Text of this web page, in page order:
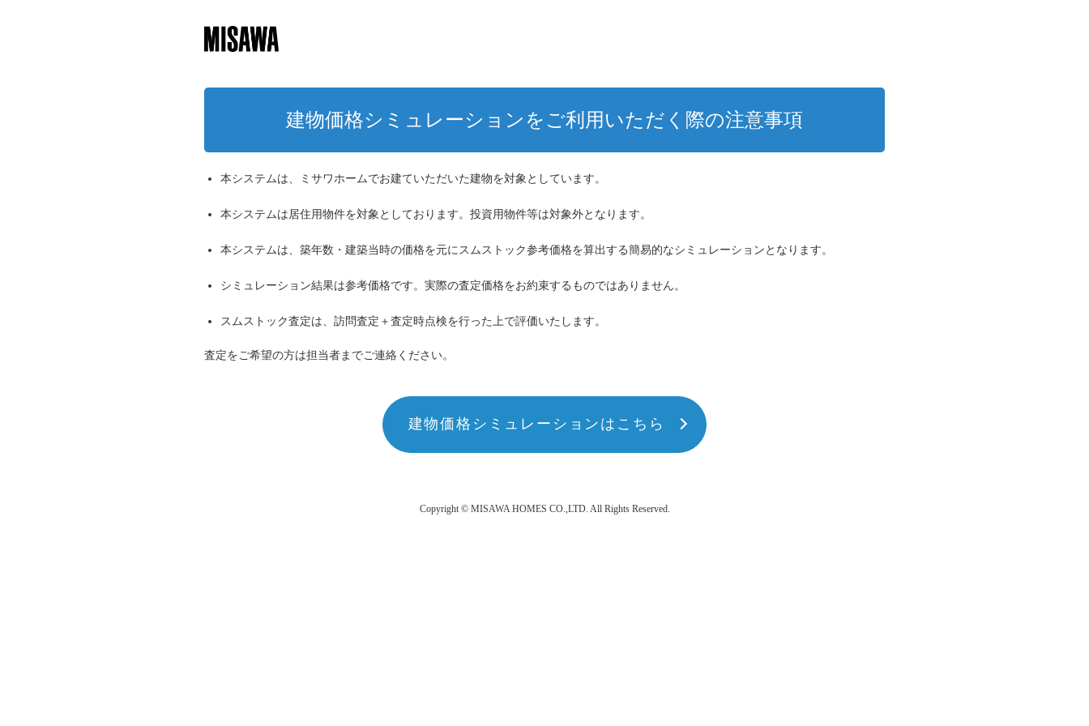
建物価格シミュレーションをご利用いただく際の注意事項
本システムは、ミサワホームでお建ていただいた建物を対象としています。
本システムは居住用物件を対象としております。投資用物件等は対象外となります。
本システムは、築年数・建築当時の価格を元にスムストック参考価格を算出する簡易的なシミュレーションとなります。
シミュレーション結果は参考価格です。実際の査定価格をお約束するものではありません。
スムストック査定は、訪問査定＋査定時点検を行った上で評価いたします。
査定をご希望の方は担当者までご連絡ください。
建物価格シミュレーションはこちら
Copyright © MISAWA HOMES CO.,LTD. All Rights Reserved.